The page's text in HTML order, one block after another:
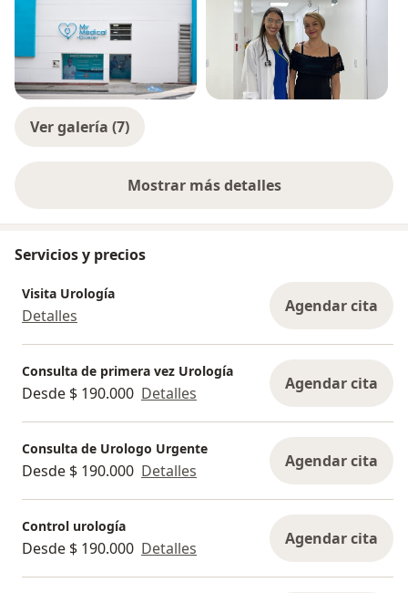
Ver galería (7)
Mostrar más detalles
sobre la experiencia
Servicios y precios
Visita Urología
Detalles Agendar cita
Consulta de primera vez Urología
Desde $ 190.000 Detalles Agendar cita
Consulta de Urologo Urgente
Desde $ 190.000 Detalles Agendar cita
Control urología
Desde $ 190.000 Detalles Agendar cita